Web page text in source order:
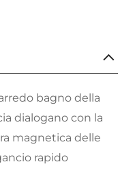
bagno della
dialogano con la
magnetica delle
rapido